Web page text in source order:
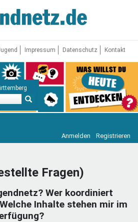
Impressum Datenschutz Kontakt
Anmelden Registrieren
Fragen)
Wer koordiniert
Inhalte stehen mir im